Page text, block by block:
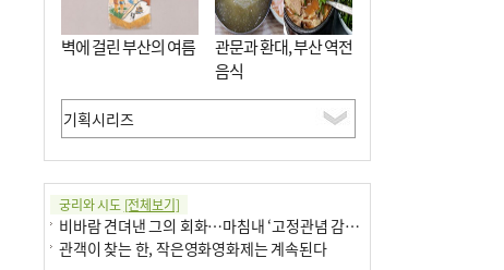
벽에 걸린 부산의 여름
관문과 환대, 부산 역전
음식
궁리와 시도 [전체보기]
비바람 견뎌낸 그의 회화…마침내 ‘고정관념 감옥’서 해방
관객이 찾는 한, 작은영화영화제는 계속된다